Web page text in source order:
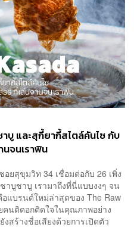
บู และสุกี้ยากี้สไตล์คันไซ กับ
จนเราฟิน
ยสุขุมวิท 34 เชื่อมต่อกับ 26 เพิ่ง
าบูชาบู เรามาถึงที่นี่แบบงงๆ จน
อแบรนด์ใหม่ล่าสุดของ The Raw
คนติดอกติดใจในคุณภาพอย่าง
งสร้างชื่อเสียงด้วยการเปิดตัว